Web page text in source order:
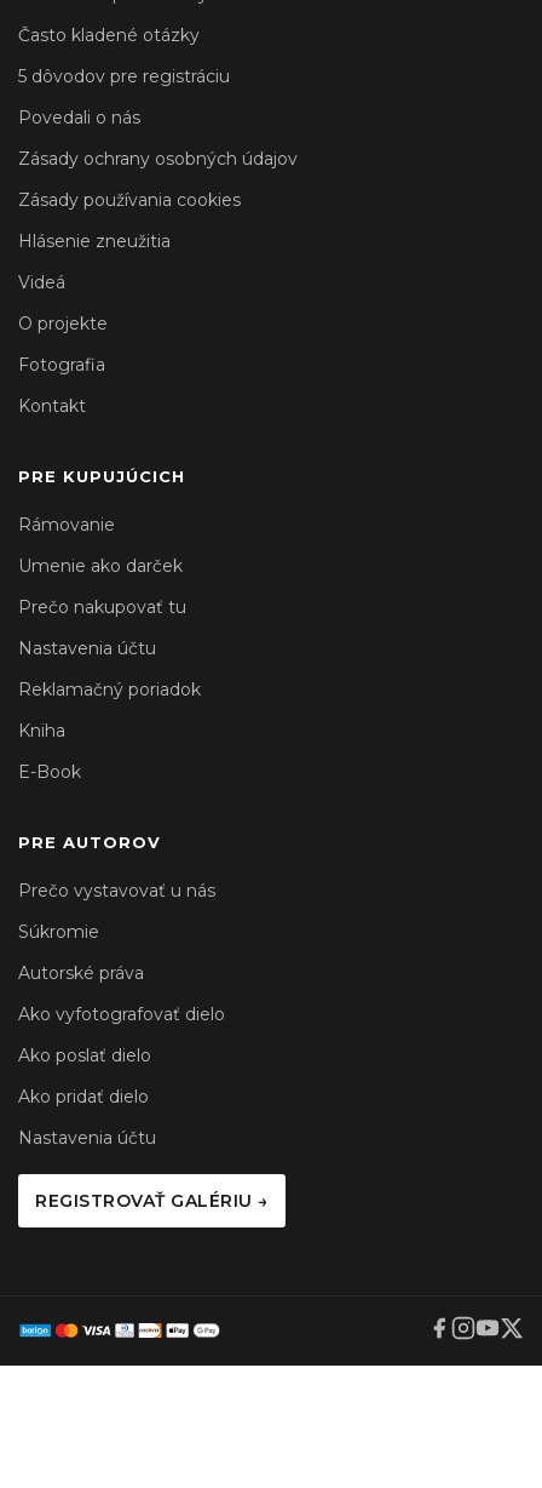
Často kladené otázky
5 dôvodov pre registráciu
Povedali o nás
Zásady ochrany osobných údajov
Zásady používania cookies
Hlásenie zneužitia
Videá
O projekte
Fotografia
Kontakt
PRE KUPUJÚCICH
Rámovanie
Umenie ako darček
Prečo nakupovať tu
Nastavenia účtu
Reklamačný poriadok
Kniha
E-Book
PRE AUTOROV
Prečo vystavovať u nás
Súkromie
Autorské práva
Ako vyfotografovať dielo
Ako poslať dielo
Ako pridať dielo
Nastavenia účtu
REGISTROVAŤ GALÉRIU →